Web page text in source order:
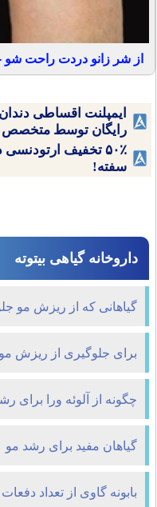
از شر زانو دردت راحت
ایمپلنت اقساطی
رایگان توسط متخصص
۵۰٪ تخفیف
سفته!
داروخانه گیاهی بیتوته
گیاهانی که از ریزش مو
برای جلوگیری از ریزش
چگونه از آلوئه ورا برای
گیاهان مفید برای رشد مو
بابونه گاوی از تعداد